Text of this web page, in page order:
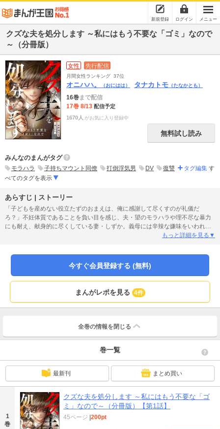
新規登録 ログイン メニュー
クズな夫を処分します ～私にはもう不要な「ゴミ」なので
～（分冊版）
女性 先行配信
月間女性ランキング 37位
オニハハ。 （おにはは） タナカトモ （たなかとも）
16巻まで配信
17巻 8/13 配信予定
1670人 がお気に入り登録中
無料試し読み
みんなのまんがタグ
モラハラ 子持ちマウント同僚 打倒浮気男 DV 復讐 タグ編集 す
べてのタグを表示
あらすじ | ストーリー
「子どもを産めない役立たずのおまえは、俺に感謝して尽くすのが礼儀だ
ろ？」不妊体質であることを負い目を感じ、夫・望のモラハラや理不尽な暴力
にも耐え、献身的に尽くしている妻・しずか。義母には辛辣な嫌味をいわれ、
加えてパート先では、同僚・愛美の子持ちマウントや陰湿なイジメに疲弊する
い。そう諦めていた矢先、買い物の途中で偶然同僚と泥酔する望を目撃。「う
るせーガキなんて元々いらねえし、産めないことを弱みに握って浮気し放
題！ 死ぬまで俺の奴隷として使ってやる!!」と、口汚く本音をぶちまける望の
言葉に、激しいショックを受けるしずか。さらに、愛美の姑息な罠にはまり窃
盗の濡れ衣まで着せられて……!? ――「妻」を軽んじるクズたちを一掃！
踏みにじられた女たちの逆転劇が今始まる……!!
もっと詳細を見る▼
今すぐ会員登録する (無料)
まんがレポを見る 4件
全巻の情報を 閉じる
巻一覧
最新刊 まとめ買い
1
巻
クズな夫を処分します ～私にはもう不要な「ゴ
ミ」なので～（分冊版）【第1話】
45ページ 200pt